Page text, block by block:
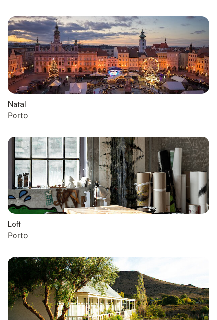
Natal
Porto
Loft
Porto